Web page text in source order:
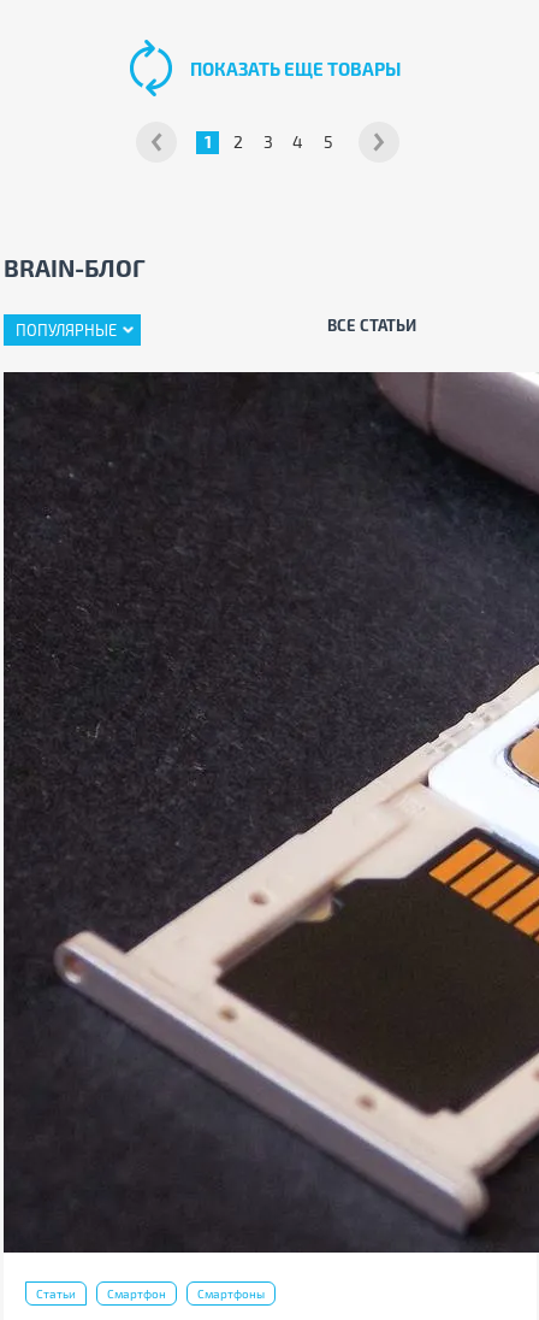
1 2 3 4 5
ПОКАЗАТЬ ЕЩЕ ТОВАРЫ
BRAIN-БЛОГ
ПОПУЛЯРНЫЕ ВСЕ СТАТЬИ
Статьи Смартфон Смартфоны